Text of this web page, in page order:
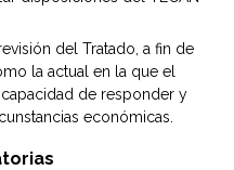
del Tratado, a fin de
la actual en la que el
de responder y
económicas.